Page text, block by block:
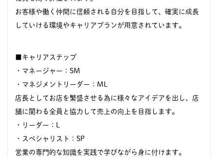
お客様や働く仲間に信頼される自分を目指して、確実に成長
していける環境やキャリアプランが用意されています。
■キャリアステップ
・マネージャー：SM
・マネジメントリーダー：ML
店長としてお店を繁盛させる為に様々なアイデアを出し、店
舗に関わる全員と協力して売上の向上を目指します。
・リーダー：L
・スペシャリスト：SP
営業の専門的な知識を実践で学びながら身に付けます。